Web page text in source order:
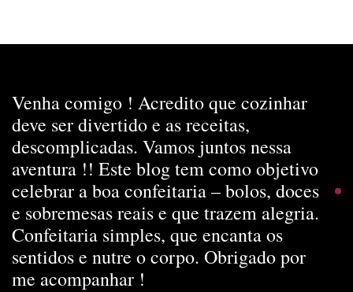
Venha comigo ! Acredito que cozinhar
deve ser divertido e as receitas,
descomplicadas. Vamos juntos nessa
aventura !! Este blog tem como objetivo
celebrar a boa confeitaria – bolos, doces
e sobremesas reais e que trazem alegria.
Confeitaria simples, que encanta os
sentidos e nutre o corpo. Obrigado por
me acompanhar !